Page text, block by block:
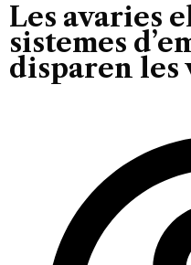
Les avaries
sistemes
disparen